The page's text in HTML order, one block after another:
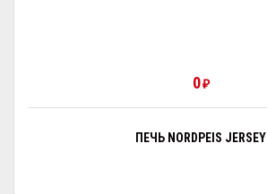
0 ₽
ПЕЧЬ NORDPEIS JERSEY